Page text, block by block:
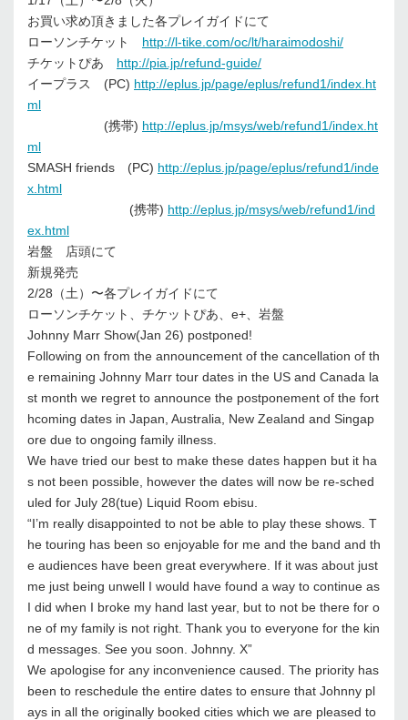
お買い求め頂きました各プレイガイドにて
ローソンチケット http://l-tike.com/oc/lt/haraimodoshi/
チケットぴあ http://pia.jp/refund-guide/
イープラス (PC) http://eplus.jp/page/eplus/refund1/index.ht
ml
(携帯) http://eplus.jp/msys/web/refund1/index.ht
ml
SMASH friends (PC) http://eplus.jp/page/eplus/refund1/inde
x.html
(携帯) http://eplus.jp/msys/web/refund1/ind
ex.html
岩盤 店頭にて
新規発売
2/28（土）〜各プレイガイドにて
ローソンチケット、チケットぴあ、e+、岩盤
Johnny Marr Show(Jan 26) postponed!
Following on from the announcement of the cancellation of th
e remaining Johnny Marr tour dates in the US and Canada la
st month we regret to announce the postponement of the fort
hcoming dates in Japan, Australia, New Zealand and Singap
ore due to ongoing family illness.
We have tried our best to make these dates happen but it ha
s not been possible, however the dates will now be re-sched
uled for July 28(tue) Liquid Room ebisu.
“I’m really disappointed to not be able to play these shows. T
he touring has been so enjoyable for me and the band and th
e audiences have been great everywhere. If it was about just
me just being unwell I would have found a way to continue as
I did when I broke my hand last year, but to not be there for o
ne of my family is not right. Thank you to everyone for the kin
d messages. See you soon. Johnny. X”
We apologise for any inconvenience caused. The priority has
been to reschedule the entire dates to ensure that Johnny pl
ays in all the originally booked cities which we are pleased to